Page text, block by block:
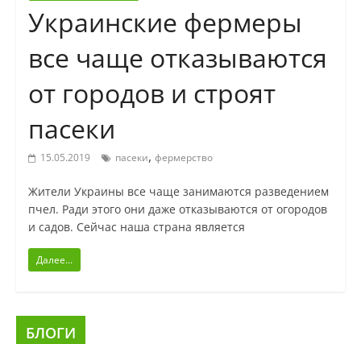
Украинские фермеры
все чаще отказываются
от городов и строят
пасеки
15.05.2019 пасеки, фермерство
Жители Украины все чаще занимаются разведением
пчел. Ради этого они даже отказываются от огородов
и садов. Сейчас наша страна является
Далее...
БЛОГИ